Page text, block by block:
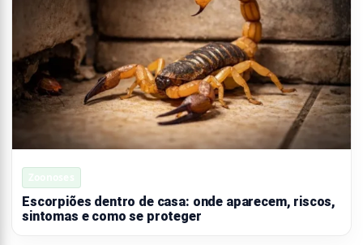
Escorpiões dentro de casa: onde aparecem, riscos,
sintomas e como se proteger